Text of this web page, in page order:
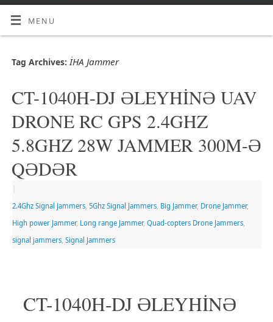
MENU
Tag Archives:İHA Jammer
CT-1040H-DJ ƏLEYHİNƏ UAV
DRONE RC GPS 2.4GHZ
5.8GHZ 28W JAMMER 300M-Ə
QƏDƏR
2.4Ghz Signal Jammers, 5Ghz Signal Jammers, Big Jammer, Drone Jammer,
High power Jammer, Long range Jammer, Quad-copters Drone Jammers,
signal jammers, Signal Jammers
CT-1040H-DJ ƏLEYHİNƏ